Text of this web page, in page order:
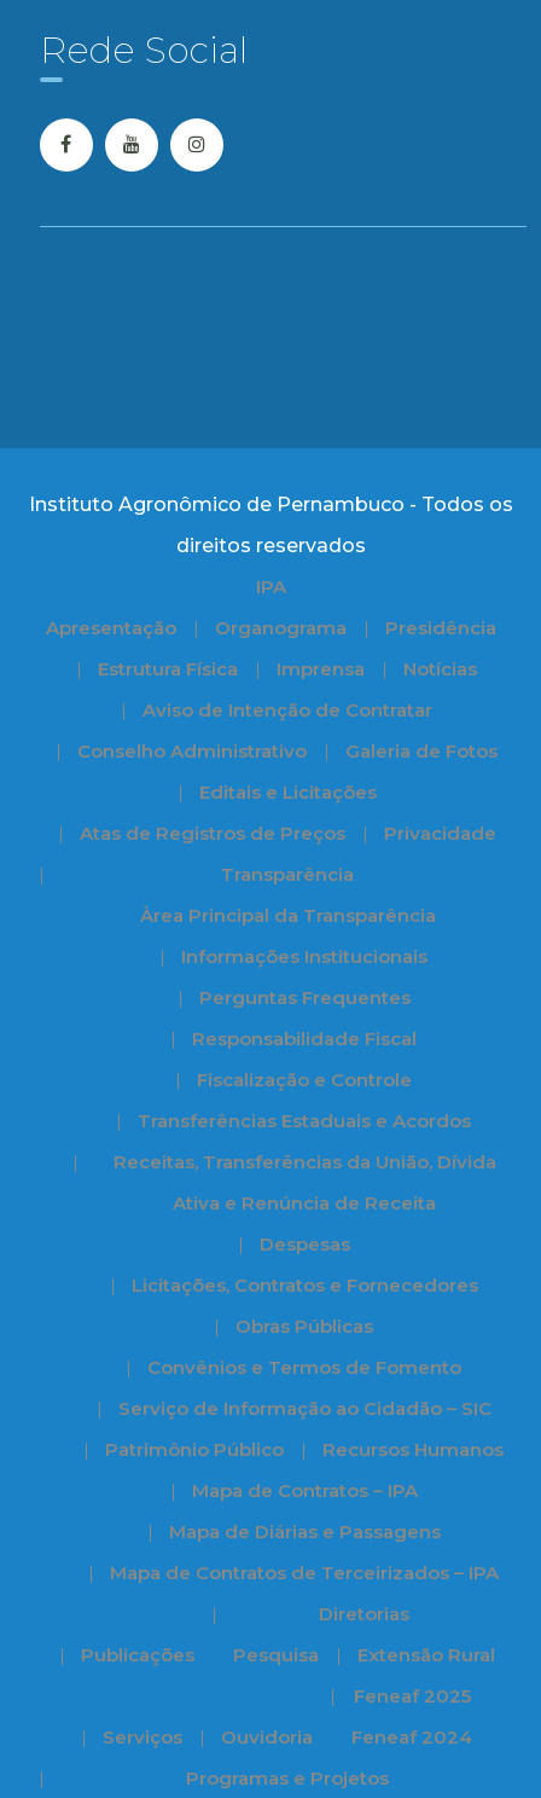
Rede Social
Instituto Agronômico de Pernambuco - Todos os
direitos reservados
IPA
Apresentação
Organograma
Presidência
Estrutura Física
Imprensa
Notícias
Aviso de Intenção de Contratar
Conselho Administrativo
Galeria de Fotos
Editais e Licitações
Atas de Registros de Preços
Privacidade
Transparência
Àrea Principal da Transparência
Informações Institucionais
Perguntas Frequentes
Responsabilidade Fiscal
Fiscalização e Controle
Transferências Estaduais e Acordos
Receitas, Transferências da União, Dívida
Ativa e Renúncia de Receita
Despesas
Licitações, Contratos e Fornecedores
Obras Públicas
Convênios e Termos de Fomento
Serviço de Informação ao Cidadão – SIC
Patrimônio Público
Recursos Humanos
Mapa de Contratos – IPA
Mapa de Diárias e Passagens
Mapa de Contratos de Terceirizados – IPA
Publicações
Diretorias
Pesquisa
Extensão Rural
Serviços Ouvidoria
Feneaf 2025
Feneaf 2024
Programas e Projetos